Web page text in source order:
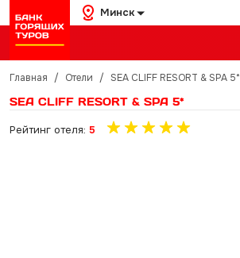
Минск
Главная / Отели / SEA CLIFF RESORT & SPA 5*
SEA CLIFF RESORT & SPA 5*
Рейтинг отеля: 5